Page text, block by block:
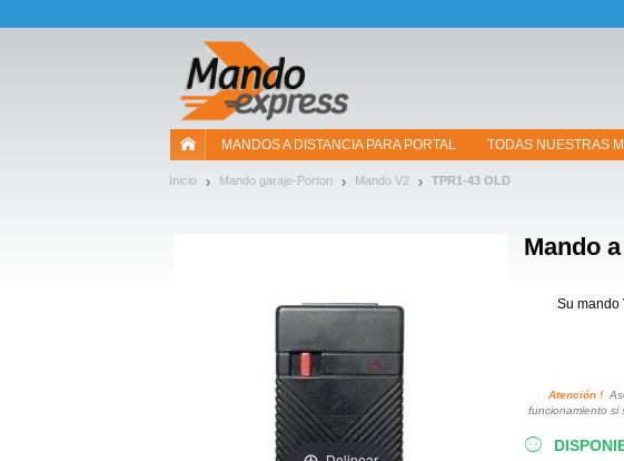
MANDOS A DISTANCIA PARA PORTAL TODAS NUESTRAS
Inicio Mando garaje-Porton Mando V2 TPR1-43 OLD
Mando
Su mando
Atención !
funcionamiento si